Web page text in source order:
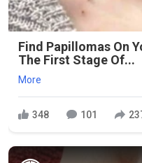
Find Papillomas On
The First Stage Of...
More
348 101